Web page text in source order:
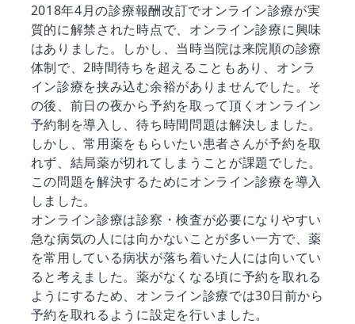
2018年4月の診療報酬改訂でオンライン診療が実
質的に解禁された時点で、オンライン診療に興味
はありました。しかし、当時当院は来院順の診療
体制で、2時間待ちを超えることもあり、オンラ
イン診療を挟み込む余裕がありませんでした。そ
の後、前日の夜から予約を取って頂くオンライン
予約制を導入し、待ち時間問題は解決しました。
しかし、常用薬をもらいたい患者さんが予約を取
れず、結局薬が切れてしまうことが課題でした。
この問題を解決するためにオンライン診療を導入
しました。
オンライン診療は診察・検査が必要になりやすい
急な病気の人には向かないことが多い一方で、薬
を常用している病状が落ち着いた人には向いてい
ると考えました。薬がなくなる頃に予約を取れる
ようにするため、オンライン診療では30日前から
予約を取れるように設定を行いました。